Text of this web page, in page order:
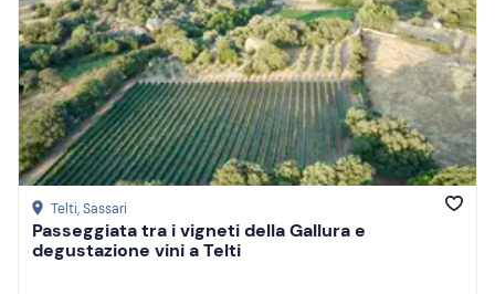
Telti, Sassari
Passeggiata tra i vigneti della Gallura e
degustazione vini a Telti